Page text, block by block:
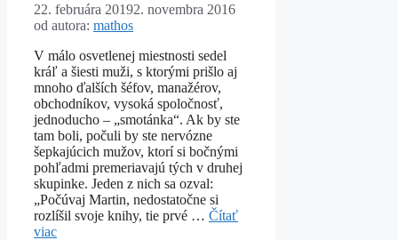
22. februára 20192. novembra 2016
od autora: mathos
V málo osvetlenej miestnosti sedel
kráľ a šiesti muži, s ktorými prišlo aj
mnoho ďalších šéfov, manažérov,
obchodníkov, vysoká spoločnosť,
jednoducho – „smotánka“. Ak by ste
tam boli, počuli by ste nervózne
šepkajúcich mužov, ktorí si bočnými
pohľadmi premeriavajú tých v druhej
skupinke. Jeden z nich sa ozval:
„Počúvaj Martin, nedostatočne si
rozlíšil svoje knihy, tie prvé … Čítať
viac